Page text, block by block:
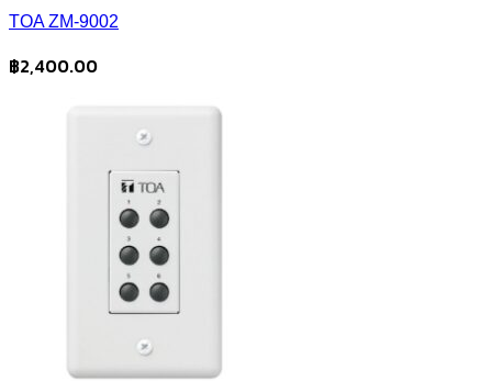
TOA ZM-9002
฿2,400.00